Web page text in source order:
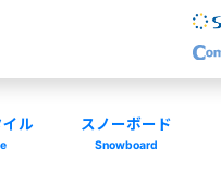
ル スノーボード
Snowboard